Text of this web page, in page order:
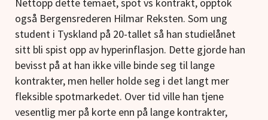
Nettopp dette temaet, spot vs kontrakt, opptok
også Bergensrederen Hilmar Reksten. Som ung
student i Tyskland på 20-tallet så han studielånet
sitt bli spist opp av hyperinflasjon. Dette gjorde han
bevisst på at han ikke ville binde seg til lange
kontrakter, men heller holde seg i det langt mer
fleksible spotmarkedet. Over tid ville han tjene
vesentlig mer på korte enn på lange kontrakter,